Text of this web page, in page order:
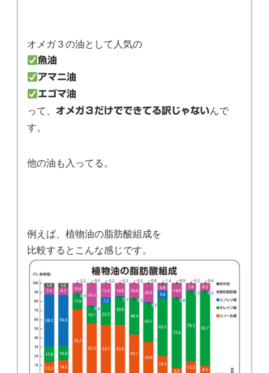
オメガ３の油として人気の
魚油
アマニ油
エゴマ油
って、 オメガ３だけでできてる訳じゃないんで
す。
他の油も入ってる。
例えば、植物油の脂肪酸組成を
比較するとこんな感じです。